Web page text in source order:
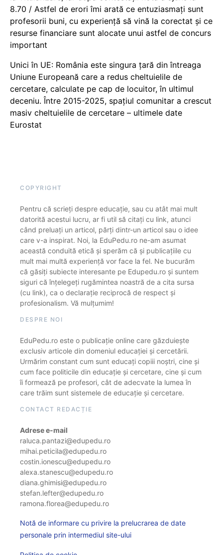
8.70 / Astfel de erori îmi arată ce entuziasmați sunt
profesorii buni, cu experiență să vină la corectat și ce
resurse financiare sunt alocate unui astfel de concurs
important
Unici în UE: România este singura țară din întreaga
Uniune Europeană care a redus cheltuielile de
cercetare, calculate pe cap de locuitor, în ultimul
deceniu. Între 2015-2025, spațiul comunitar a crescut
masiv cheltuielile de cercetare – ultimele date
Eurostat
COPYRIGHT
Pentru că scrieți despre educație, sau cu atât mai mult
datorită acestui lucru, ar fi util să citați cu link, atunci
când preluați un articol, părți dintr-un articol sau o idee
care v-a inspirat. Noi, la EduPedu.ro ne-am asumat
această conduită etică și sperăm că și publicațiile cu
mult mai multă experiență vor face la fel. Ne bucurăm
că găsiți subiecte interesante pe Edupedu.ro și suntem
siguri că înțelegeți rugămintea noastră de a cita sursa
(cu link), ca o declarație reciprocă de respect și
profesionalism. Vă mulțumim!
DESPRE NOI
EduPedu.ro este o publicație online care găzduiește
exclusiv articole din domeniul educației și cercetării.
Urmărim constant cum sunt educați copiii noștri, cine și
cum face politicile din educație și cercetare, cine și cum
îi formează pe profesori, cât de adecvate la lumea în
care trăim sunt sistemele de educație și cercetare.
CONTACT REDACȚIE
Adrese e-mail
raluca.pantazi@edupedu.ro
mihai.peticila@edupedu.ro
costin.ionescu@edupedu.ro
alexa.stanescu@edupedu.ro
diana.ghimisi@edupedu.ro
stefan.lefter@edupedu.ro
ramona.florea@edupedu.ro
Notă de informare cu privire la prelucrarea de date
personale prin intermediul site-ului